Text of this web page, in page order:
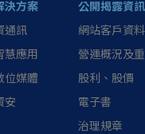
決方案
通訊
慧應用
位媒體
安
公開揭露資訊
網站客戶資
營運概況及
股利、股價
電子書
治理規章